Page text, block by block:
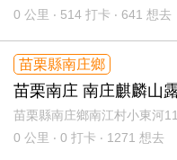
0 公里 ‧ 514 打卡 ‧ 641 想去
苗栗縣南庄鄉
苗栗南庄 南庄麒麟山
苗栗縣南庄鄉南江村小東河
0 公里 ‧ 0 打卡 ‧ 1271 想去